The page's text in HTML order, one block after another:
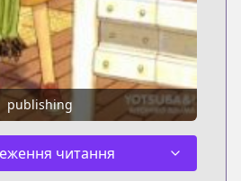
publishing
читання